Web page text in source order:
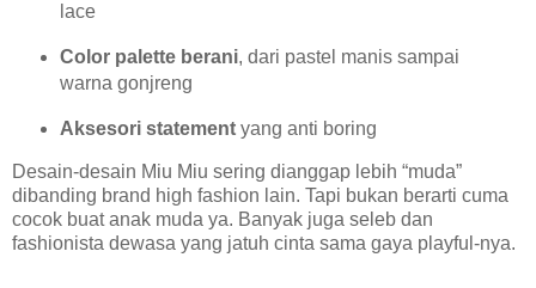
lace
Color palette berani, dari pastel manis sampai
warna gonjreng
Aksesori statementyang anti boring
Desain-desain Miu Miu sering dianggap lebih “muda”
dibanding brand high fashion lain. Tapi bukan berarti cuma
cocok buat anak muda ya. Banyak juga seleb dan
fashionista dewasa yang jatuh cinta sama gaya playful-nya.